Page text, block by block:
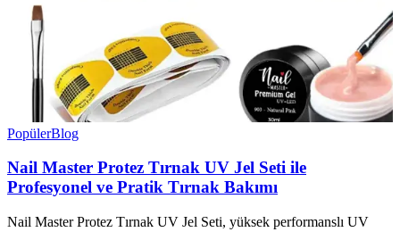
PopülerBlog
Nail Master Protez Tırnak UV Jel Seti ile
Profesyonel ve Pratik Tırnak Bakımı
Nail Master Protez Tırnak UV Jel Seti, yüksek performanslı UV